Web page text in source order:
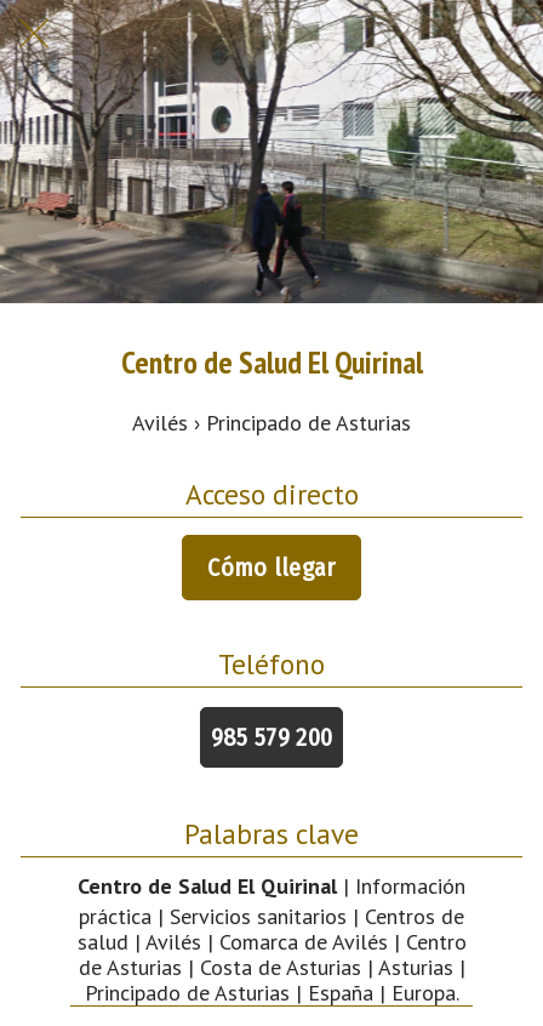
Centro de Salud El Quirinal
Avilés › Principado de Asturias
Acceso directo
Cómo llegar
Teléfono
985 579 200
Palabras clave
Centro de Salud El Quirinal| Información
práctica | Servicios sanitarios | Centros de
salud | Avilés | Comarca de Avilés | Centro
de Asturias | Costa de Asturias | Asturias |
Principado de Asturias | España | Europa.